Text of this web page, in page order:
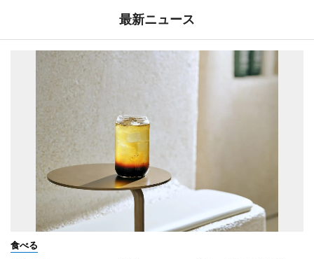
最新ニュース
食べる